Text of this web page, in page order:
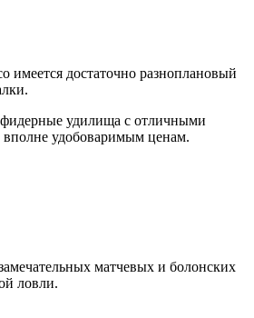
имеется достаточно разноплановый
фидерные удилища с отличными
вполне удобоваримым ценам.
матчевых и болонских
ловли.